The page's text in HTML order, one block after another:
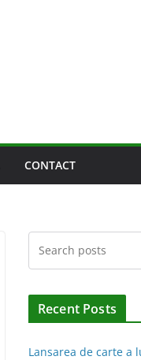
CONTACT
Recent Posts
Lansarea de carte a